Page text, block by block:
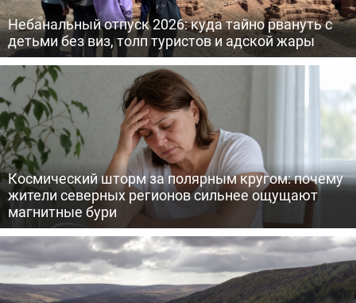
Небанальный отпуск 2026: куда тайно рвануть с
детьми без виз, толп туристов и адской жары
Космический шторм за полярным кругом: почему
жители северных регионов сильнее ощущают
магнитные бури